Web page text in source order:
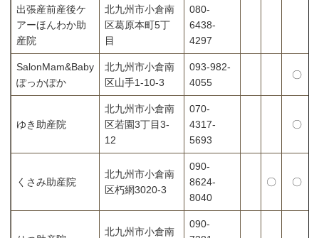
出張産前産後ケ
アーほんわか助
産院
北九州市小倉南
区葛原本町5丁
目
080-
6438-
4297
SalonMam&Baby
ぽっかぽか
北九州市小倉南
区山手1-10-3
093-982-
4055
〇
ゆき助産院
北九州市小倉南
区若園3丁目3-
12
070-
4317-
5693
〇
くさみ助産院
北九州市小倉南
区朽網3020-3
090-
8624-
8040
〇 〇
北九州市小倉南
090-